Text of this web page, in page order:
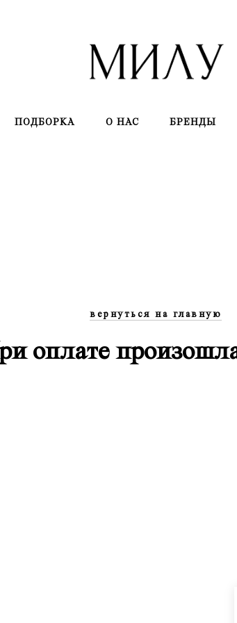
ПОДБОРКА О НАС БРЕНДЫ
вернуться на главную
оплате